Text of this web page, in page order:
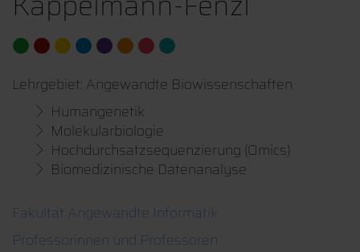
Lehrgebiet: Angewandte Biowissenschaften
Humangenetik
Molekularbiologie
Hochdurchsatzsequenzierung (Omics)
Biomedizinische Datenanalyse
Fakultät Angewandte Informatik
Professorinnen und Professoren